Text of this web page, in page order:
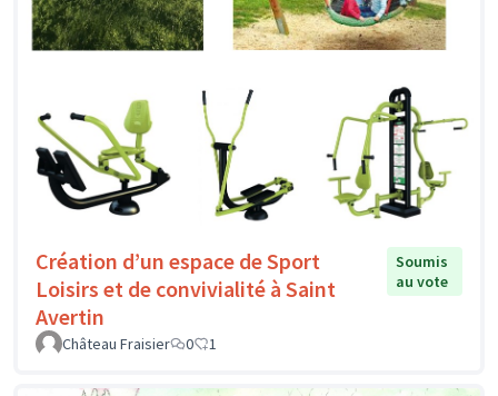
Création d’un espace de Sport
Loisirs et de convivialité à Saint
Avertin
Soumis
au vote
Château Fraisier 0 1